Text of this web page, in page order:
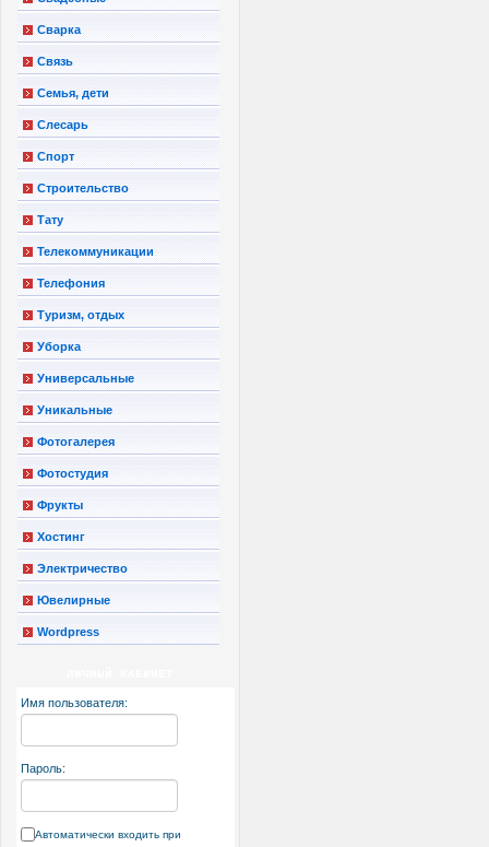
Сварка
Связь
Семья, дети
Слесарь
Спорт
Строительство
Тату
Телекоммуникации
Телефония
Туризм, отдых
Уборка
Универсальные
Уникальные
Фотогалерея
Фотостудия
Фрукты
Хостинг
Электричество
Ювелирные
Wordpress
Имя пользователя:
Пароль:
Автоматически входить при